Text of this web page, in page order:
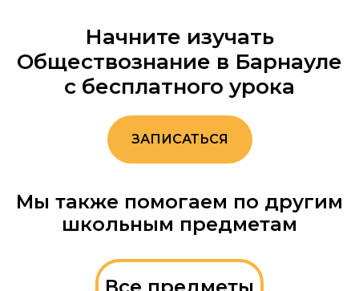
Начните изучать
Обществознание в Барнауле
с бесплатного урока
ЗАПИСАТЬСЯ
Мы также помогаем по другим
школьным предметам